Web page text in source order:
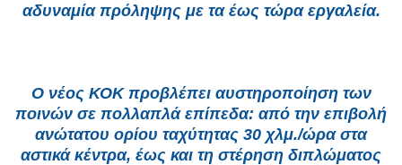
αδυναμία πρόληψης με τα έως τώρα εργαλεία.
Ο νέος ΚΟΚ προβλέπει αυστηροποίηση των
ποινών σε πολλαπλά επίπεδα: από την επιβολή
ανώτατου ορίου ταχύτητας 30 χλμ./ώρα στα
αστικά κέντρα, έως και τη στέρηση διπλώματος